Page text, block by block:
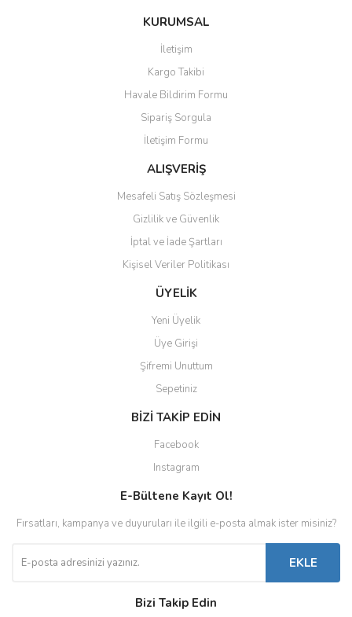
KURUMSAL
İletişim
Kargo Takibi
Havale Bildirim Formu
Sipariş Sorgula
İletişim Formu
ALIŞVERİŞ
Mesafeli Satış Sözleşmesi
Gizlilik ve Güvenlik
İptal ve İade Şartları
Kişisel Veriler Politikası
ÜYELİK
Yeni Üyelik
Üye Girişi
Şifremi Unuttum
Sepetiniz
BİZİ TAKİP EDİN
Facebook
Instagram
E-Bültene Kayıt Ol!
Fırsatları, kampanya ve duyuruları ile ilgili e-posta almak ister misiniz?
EKLE
Bizi Takip Edin